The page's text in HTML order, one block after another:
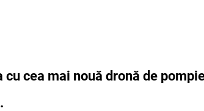
cea mai nouă dronă de